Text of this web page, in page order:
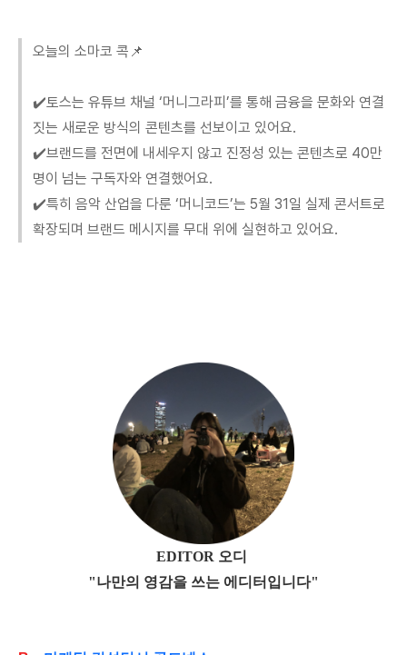
오늘의 소마코 콕📌
✔️토스는 유튜브 채널 ‘머니그라피’를 통해 금융을 문화와 연결
짓는 새로운 방식의 콘텐츠를 선보이고 있어요.
✔️브랜드를 전면에 내세우지 않고 진정성 있는 콘텐츠로 40만
명이 넘는 구독자와 연결했어요.
✔️특히 음악 산업을 다룬 ‘머니코드’는 5월 31일 실제 콘서트로
확장되며 브랜드 메시지를 무대 위에 실현하고 있어요.
EDITOR 오디
"나만의 영감을 쓰는 에디터입니다"